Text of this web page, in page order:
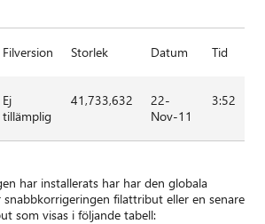
Filversion Storlek Datum Tid
Ej
tillämplig
41,733,632
22-
Nov-11
3:52
har installerats har har den globala
snabbkorrigeringen filattribut eller en senare
som visas i följande tabell: